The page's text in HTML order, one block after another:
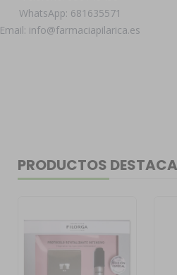
WhatsApp: 681635571
Email: info@farmaciapilarica.es